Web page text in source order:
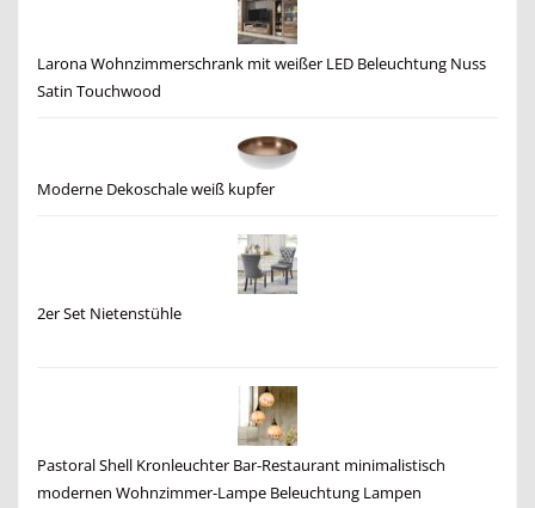
Larona Wohnzimmerschrank mit weißer LED Beleuchtung Nuss
Satin Touchwood
Moderne Dekoschale weiß kupfer
2er Set Nietenstühle
Pastoral Shell Kronleuchter Bar-Restaurant minimalistisch
modernen Wohnzimmer-Lampe Beleuchtung Lampen